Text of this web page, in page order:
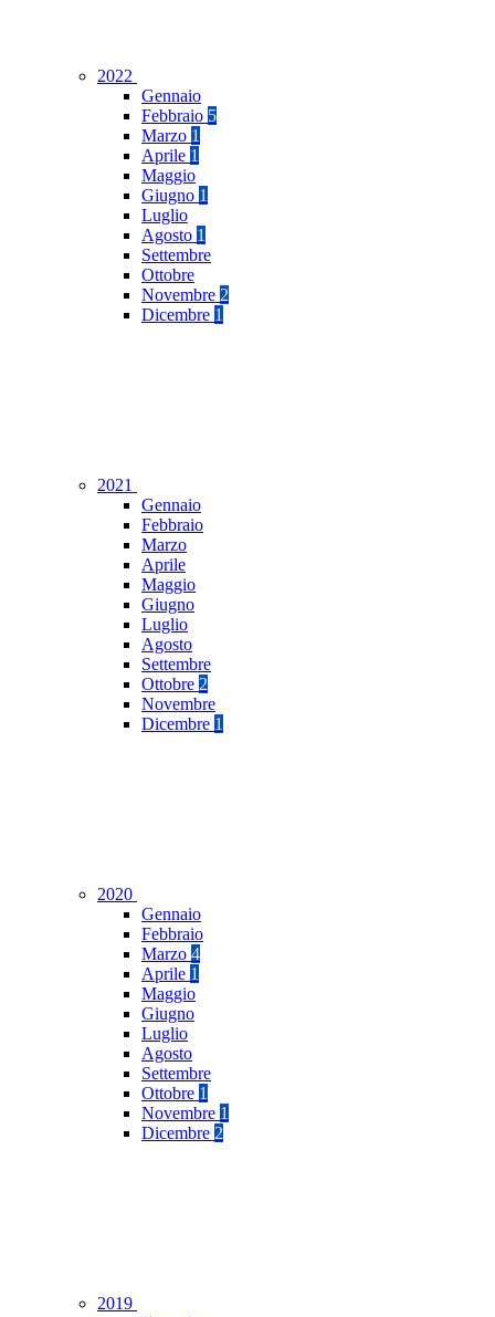
2022
Gennaio
Febbraio 5
Marzo 1
Aprile 1
Maggio
Giugno 1
Luglio
Agosto 1
Settembre
Ottobre
Novembre 2
Dicembre 1
2021
Gennaio
Febbraio
Marzo
Aprile
Maggio
Giugno
Luglio
Agosto
Settembre
Ottobre 2
Novembre
Dicembre 1
2020
Gennaio
Febbraio
Marzo 4
Aprile 1
Maggio
Giugno
Luglio
Agosto
Settembre
Ottobre 1
Novembre 1
Dicembre 2
2019